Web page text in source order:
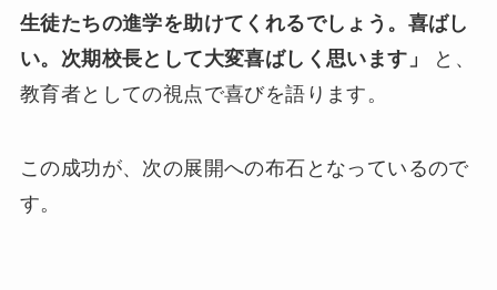
生徒たちの進学を助けてくれるでしょう。喜ばし
い。次期校長として大変喜ばしく思います」
と、
教育者としての視点で喜びを語ります。
この成功が、次の展開への布石となっているので
す。